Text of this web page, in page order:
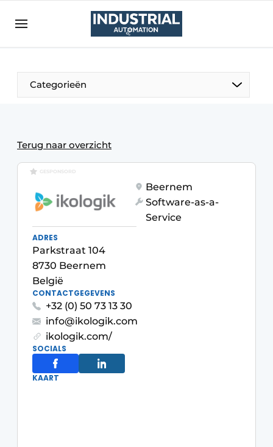
Aanmelden
Bedrijven
Bedrijven
Direct contact
Eigen content aanleveren
Evenement aanmelden
Home
Meest gelezen
Nieuwsbrief
Podcasts
Privacy / Cookie statement
Vacature aanmelden
Vacatures
Video’s
Categorieën
Terug naar overzicht
GESPONSORD
Beernem
Software-as-a-
Service
ADRES
Parkstraat 104
8730 Beernem
België
CONTACTGEGEVENS
+32 (0) 50 73 13 30
info@ikologik.com
ikologik.com/
SOCIALS
KAART